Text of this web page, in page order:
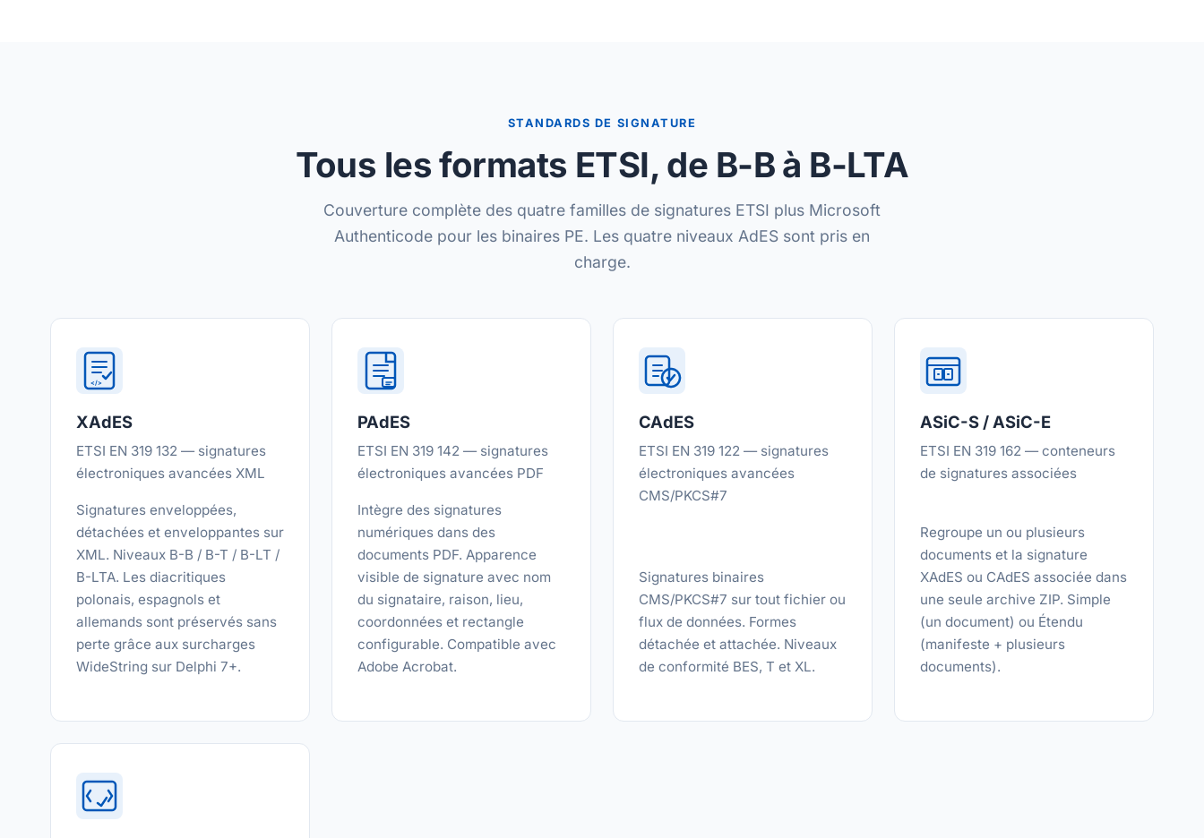
STANDARDS DE SIGNATURE
Tous les formats ETSI, de B-B à B-LTA
Couverture complète des quatre familles de signatures ETSI plus Microsoft
Authenticode pour les binaires PE. Les quatre niveaux AdES sont pris en
charge.
</>
XAdES
ETSI EN 319 132 — signatures
électroniques avancées XML
Signatures enveloppées,
détachées et enveloppantes sur
XML. Niveaux B-B / B-T / B-LT /
B-LTA. Les diacritiques
polonais, espagnols et
allemands sont préservés sans
perte grâce aux surcharges
WideString sur Delphi 7+.
PAdES
ETSI EN 319 142 — signatures
électroniques avancées PDF
Intègre des signatures
numériques dans des
documents PDF. Apparence
visible de signature avec nom
du signataire, raison, lieu,
coordonnées et rectangle
configurable. Compatible avec
Adobe Acrobat.
CAdES
ETSI EN 319 122 — signatures
électroniques avancées
CMS/PKCS#7
Signatures binaires
CMS/PKCS#7 sur tout fichier ou
flux de données. Formes
détachée et attachée. Niveaux
de conformité BES, T et XL.
ASiC-S / ASiC-E
ETSI EN 319 162 — conteneurs
de signatures associées
Regroupe un ou plusieurs
documents et la signature
XAdES ou CAdES associée dans
une seule archive ZIP. Simple
(un document) ou Étendu
(manifeste + plusieurs
documents).